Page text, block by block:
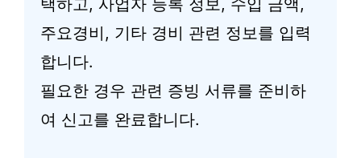
택하고, 사업자 등록 정보, 수입 금액,
주요경비, 기타 경비 관련 정보를 입력
합니다.
필요한 경우 관련 증빙 서류를 준비하
여 신고를 완료합니다.